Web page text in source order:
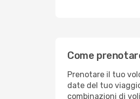
Come
Prenotare il tuo
date del tuo
combinazioni di